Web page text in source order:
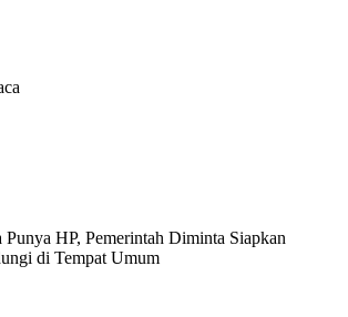
Punya HP, Pemerintah Diminta Siapkan
di Tempat Umum